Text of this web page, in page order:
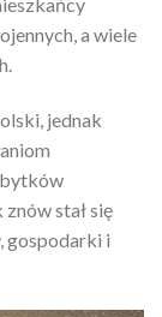
a wiele
jednak
stał się
gospodarki i